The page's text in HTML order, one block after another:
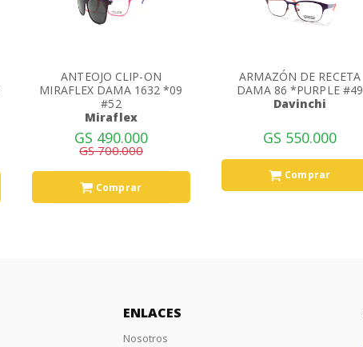
ANTEOJO CLIP-ON
MIRAFLEX DAMA 1632 *09
#52
Miraflex
GS 490.000
GS 700.000
Comprar
ARMAZÓN DE RECETA
DAMA 86 *PURPLE #49
Davinchi
GS 550.000
Comprar
ENLACES
Nosotros